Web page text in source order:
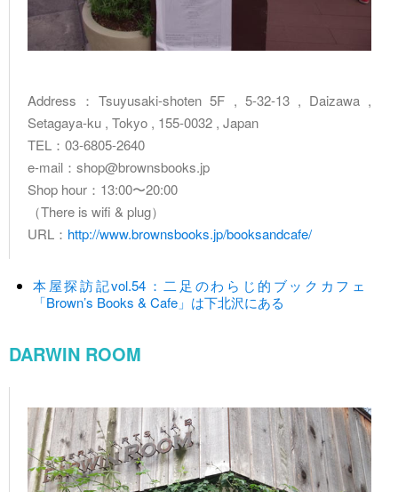
Address：Tsuyusaki-shoten 5F , 5-32-13 , Daizawa ,
Setagaya-ku , Tokyo , 155-0032 , Japan
TEL：03-6805-2640
e-mail：shop@brownsbooks.jp
Shop hour：13:00〜20:00
（There is wifi & plug）
URL： http://www.brownsbooks.jp/booksandcafe/
本屋探訪記vol.54：二足のわらじ的ブックカフェ
「Brown’s Books & Cafe」は下北沢にある
DARWIN ROOM